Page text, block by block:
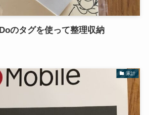
のタグを使って整理収納
家計